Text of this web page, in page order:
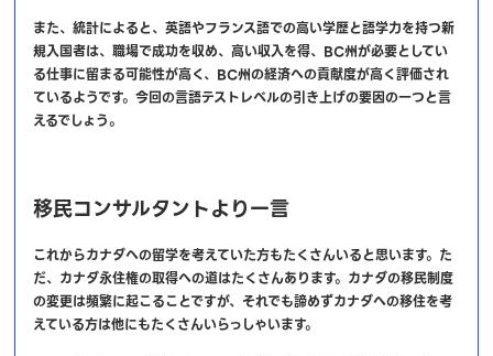
また、統計によると、英語やフランス語での高い学歴と語学力を持つ新
規入国者は、職場で成功を収め、高い収入を得、BC州が必要としてい
る仕事に留まる可能性が高く、BC州の経済への貢献度が高く評価され
ているようです。今回の言語テストレベルの引き上げの要因の一つと言
えるでしょう。
移民コンサルタントより一言
これからカナダへの留学を考えていた方もたくさんいると思います。た
だ、カナダ永住権の取得への道はたくさんあります。カナダの移民制度
の変更は頻繁に起こることですが、それでも諦めずカナダへの移住を考
えている方は他にもたくさんいらっしゃいます。